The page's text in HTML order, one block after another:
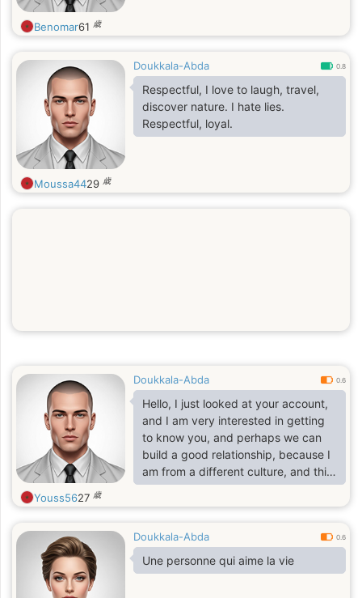
Benomar61 歳
Doukkala-Abda 0.8
Respectful, I love to laugh, travel,
discover nature. I hate lies.
Respectful, loyal.
Moussa4429 歳
Doukkala-Abda 0.6
Hello, I just looked at your account,
and I am very interested in getting
to know you, and perhaps we can
build a good relationship, because I
am from a different culture, and this
makes me very happy, and I
respectfully await your reply.
Youss5627 歳
Doukkala-Abda 0.6
Une personne qui aime la vie